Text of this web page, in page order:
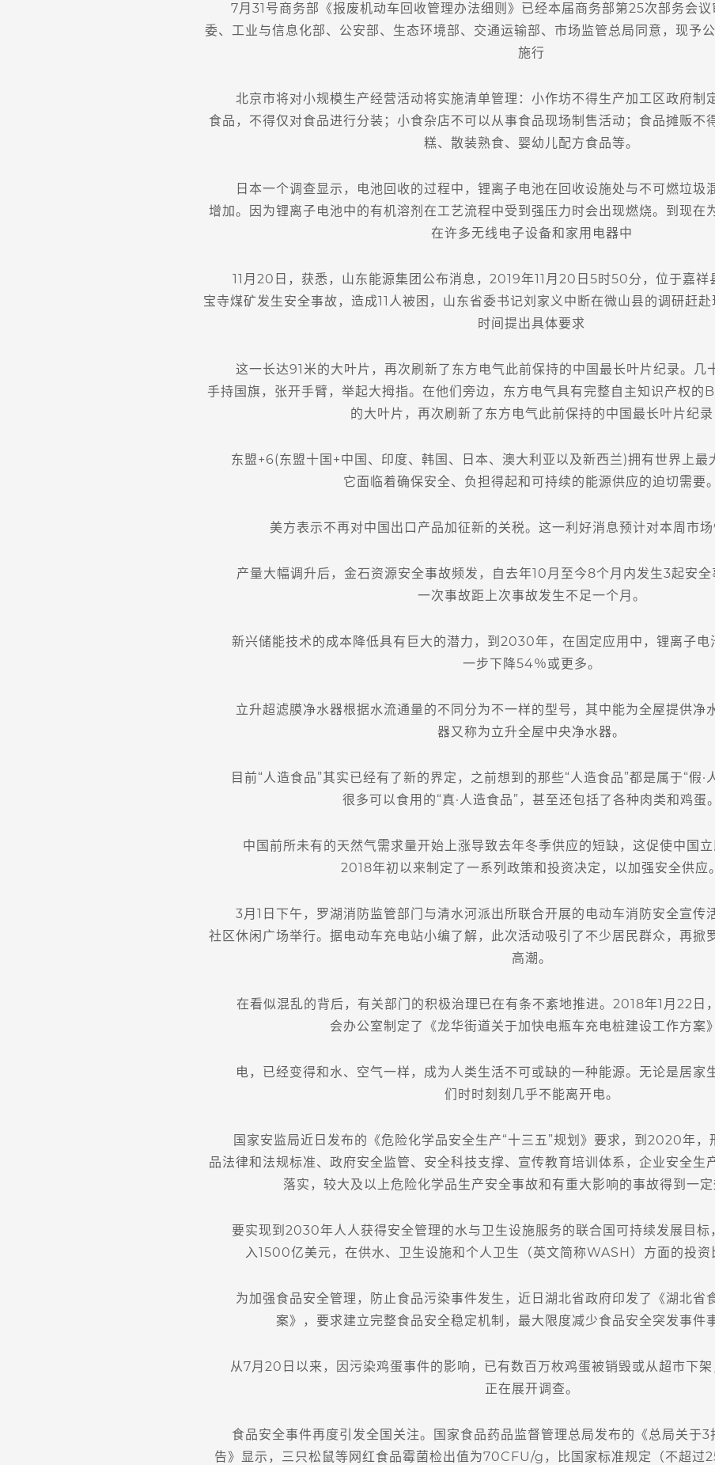
7月31号商务部《报废机动车回收管理办法细则》已经本届商务部第25次部务会议
委、工业与信息化部、公安部、生态环境部、交通运输部、市场监管总局同意，现予
施行
北京市将对小规模生产经营活动将实施清单管理：小作坊不得生产加工区政府制
食品，不得仅对食品进行分装；小食杂店不可以从事食品现场制售活动；食品摊贩不
糕、散装熟食、婴幼儿配方食品等。
日本一个调查显示，电池回收的过程中，锂离子电池在回收设施处与不可燃垃圾
增加。因为锂离子电池中的有机溶剂在工艺流程中受到强压力时会出现燃烧。到现在
在许多无线电子设备和家用电器中
11月20日，获悉，山东能源集团公布消息，2019年11月20日5时50分，位于嘉祥
宝寺煤矿发生安全事故，造成11人被困，山东省委书记刘家义中断在微山县的调研赶
时间提出具体要求
这一长达91米的大叶片，再次刷新了东方电气此前保持的中国最长叶片纪录。几
手持国旗，张开手臂，举起大拇指。在他们旁边，东方电气具有完整自主知识产权的
的大叶片，再次刷新了东方电气此前保持的中国最长叶片纪录
东盟+6(东盟十国+中国、印度、韩国、日本、澳大利亚以及新西兰)拥有世界上最
它面临着确保安全、负担得起和可持续的能源供应的迫切需要。
美方表示不再对中国出口产品加征新的关税。这一利好消息预计对本周市场
产量大幅调升后，金石资源安全事故频发，自去年10月至今8个月内发生3起安全
一次事故距上次事故发生不足一个月。
新兴储能技术的成本降低具有巨大的潜力，到2030年，在固定应用中，锂离子电
一步下降54％或更多。
立升超滤膜净水器根据水流通量的不同分为不一样的型号，其中能为全屋提供净
器又称为立升全屋中央净水器。
目前“人造食品”其实已经有了新的界定，之前想到的那些“人造食品”都是属于“假·
很多可以食用的“真·人造食品”，甚至还包括了各种肉类和鸡蛋。
中国前所未有的天然气需求量开始上涨导致去年冬季供应的短缺，这促使中国立
2018年初以来制定了一系列政策和投资决定，以加强安全供应。
3月1日下午，罗湖消防监管部门与清水河派出所联合开展的电动车消防安全宣传
社区休闲广场举行。据电动车充电站小编了解，此次活动吸引了不少居民群众，再掀
高潮。
在看似混乱的背后，有关部门的积极治理已在有条不紊地推进。2018年1月22日
会办公室制定了《龙华街道关于加快电瓶车充电桩建设工作方案
电，已经变得和水、空气一样，成为人类生活不可或缺的一种能源。无论是居家
们时时刻刻几乎不能离开电。
国家安监局近日发布的《危险化学品安全生产“十三五”规划》要求，到2020年，
品法律和法规标准、政府安全监管、安全科技支撑、宣传教育培训体系，企业安全生
落实，较大及以上危险化学品生产安全事故和有重大影响的事故得到一定
要实现到2030年人人获得安全管理的水与卫生设施服务的联合国可持续发展目标
入1500亿美元，在供水、卫生设施和个人卫生（英文简称WASH）方面的投资
为加强食品安全管理，防止食品污染事件发生，近日湖北省政府印发了《湖北省
案》，要求建立完整食品安全稳定机制，最大限度减少食品安全突发事件
从7月20日以来，因污染鸡蛋事件的影响，已有数百万枚鸡蛋被销毁或从超市下架
正在展开调查。
食品安全事件再度引发全国关注。国家食品药品监督管理总局发布的《总局关于3
告》显示，三只松鼠等网红食品霉菌检出值为70CFU/g，比国家标准规定（不超过